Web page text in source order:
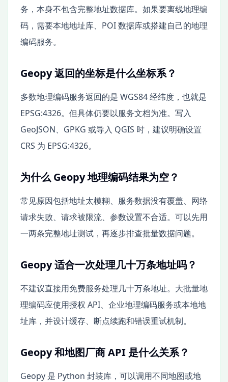
务，本身不包含完整地址数据库。如果要离线地理编
码，需要本地地址库、POI 数据库或搭建自己的地理
编码服务。
Geopy 返回的坐标是什么坐标系？
多数地理编码服务返回的是 WGS84 经纬度，也就是
EPSG:4326。但具体仍要以服务文档为准。写入
GeoJSON、GPKG 或导入 QGIS 时，建议明确设置
CRS 为 EPSG:4326。
为什么 Geopy 地理编码结果为空？
常见原因包括地址太模糊、服务数据没有覆盖、网络
请求失败、请求被限流、参数设置不合适。可以先用
一两条完整地址测试，再逐步排查批量数据问题。
Geopy 适合一次处理几十万条地址吗？
不建议直接用免费服务处理几十万条地址。大批量地
理编码应使用授权 API、企业地理编码服务或本地地
址库，并设计缓存、断点续跑和错误重试机制。
Geopy 和地图厂商 API 是什么关系？
Geopy 是 Python 封装库，可以调用不同地图或地